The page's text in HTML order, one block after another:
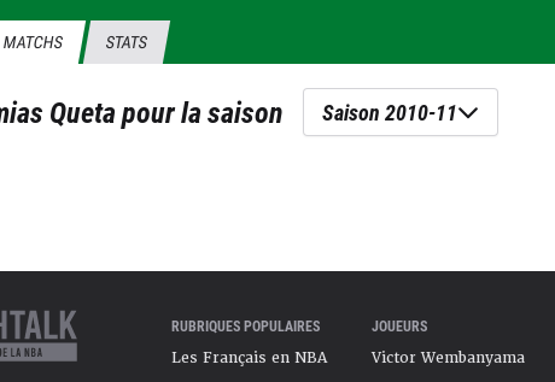
MATCHS STATS
Quetapour la saison Saison 2010-11
RUBRIQUES POPULAIRES
Les Français en NBA
JOUEURS
Victor Wembanyama